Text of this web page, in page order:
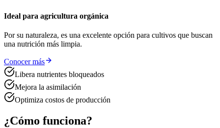
Ideal para agricultura orgánica
Por su naturaleza, es una excelente opción para cultivos que buscan
una nutrición más limpia.
Conocer más
Libera nutrientes bloqueados
Mejora la asimilación
Optimiza costos de producción
¿Cómo funciona?